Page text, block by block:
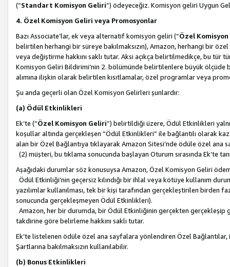
(“Standart Komisyon Geliri”) ödeyeceğiz. Komisyon geliri Uygun
4. Özel Komisyon Geliri veya Promosyonlar
Bazı Associate’lar, ek veya alternatif komisyon geliri (“Özel
belirtilen herhangi bir süreye bakılmaksızın), Amazon, herhangi bir
veya değiştirme hakkını saklı tutar. Aksi açıkça belirtilmedikçe, bu tür
Komisyon Geliri Bildirimi’nin 2. bölümünde belirtilenlere büyük ölçüde
alımına ilişkin olarak belirtilen kısıtlamalar, özel programlar veya
Şu anda geçerli olan Özel Komisyon Gelirleri şunlardır:
(a) Ödül Etkinlikleri
Ek’te (“Özel Komisyon Geliri”) belirtildiği üzere, Ödül Etkinlikleri
koşullar altında gerçekleşen “Ödül Etkinlikleri” ile bağlantılı olarak
alan bir Özel Bağlantıya tıklayarak Amazon Sitesi’nde ödüle özel ana
(2) müşteri, bu tıklama sonucunda başlayan Oturum sırasında Ek’te
Aşağıdaki durumlar söz konusuysa Amazon, Özel Komisyon Geliri
Ödül Etkinliği’nin geçersiz kılındığı bir ihlal veya kötüye kullanım
yazılımlar kullanılması, tek bir kişi tarafından gerçekleştirilen
sonucunda gerçekleşmeyen Ödül Etkinlikleri).
Amazon, her bir durumda, bir Ödül Etkinliğinin gerçekten gerçekleşip
takdirine göre belirleme hakkını saklı tutar.
Ek’te listelenen ödüle özel ana sayfalara yönlendiren Özel
Şartlarına bakılmaksızın kullanılabilir.
(b) Bonus Etkinlikleri